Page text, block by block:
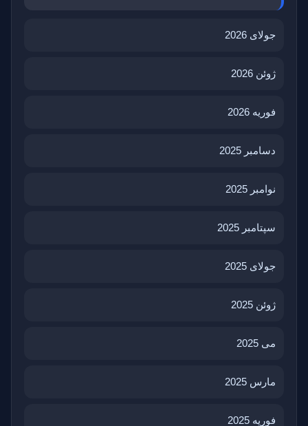
جولای 2026
ژوئن 2026
فوریه 2026
دسامبر 2025
نوامبر 2025
سپتامبر 2025
جولای 2025
ژوئن 2025
می 2025
مارس 2025
فوریه 2025